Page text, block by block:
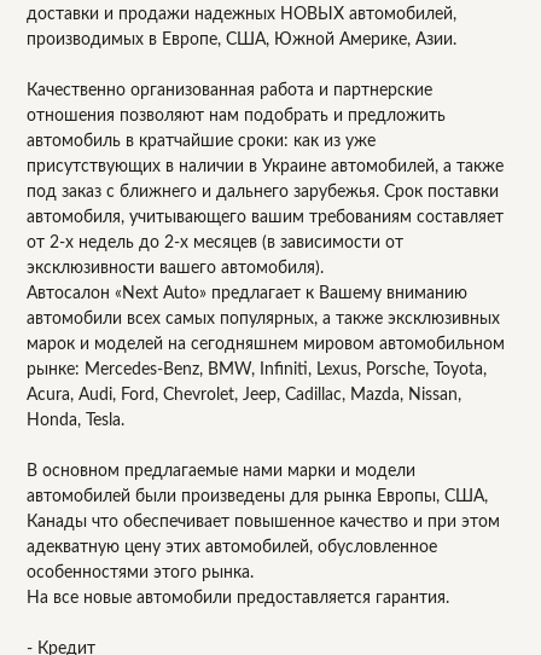
доставки и продажи надежных НОВЫХ автомобилей,
производимых в Европе, США, Южной Америке, Азии.
Качественно организованная работа и партнерские
отношения позволяют нам подобрать и предложить
автомобиль в кратчайшие сроки: как из уже
присутствующих в наличии в Украине автомобилей, а также
под заказ с ближнего и дальнего зарубежья. Срок поставки
автомобиля, учитывающего вашим требованиям составляет
от 2-х недель до 2-х месяцев (в зависимости от
эксклюзивности вашего автомобиля).
Автосалон «Next Auto» предлагает к Вашему вниманию
автомобили всех самых популярных, а также эксклюзивных
марок и моделей на сегодняшнем мировом автомобильном
рынке: Mercedes-Benz, BMW, Infiniti, Lexus, Porsche, Toyota,
Acura, Audi, Ford, Chevrolet, Jeep, Cadillac, Mazda, Nissan,
Honda, Tesla.
В основном предлагаемые нами марки и модели
автомобилей были произведены для рынка Европы, США,
Канады что обеспечивает повышенное качество и при этом
адекватную цену этих автомобилей, обусловленное
особенностями этого рынка.
На все новые автомобили предоставляется гарантия.
- Кредит